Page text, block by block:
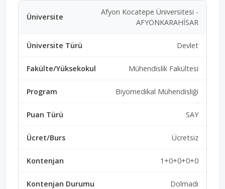
Afyon Kocatepe Üniversitesi -
AFYONKARAHİSAR
Devlet
Mühendislik Fakültesi
Biyomedikal Mühendisliği
SAY
Ücretsiz
1+0+0+0+0
Dolmadı